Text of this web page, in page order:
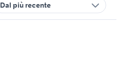
Dal più recente